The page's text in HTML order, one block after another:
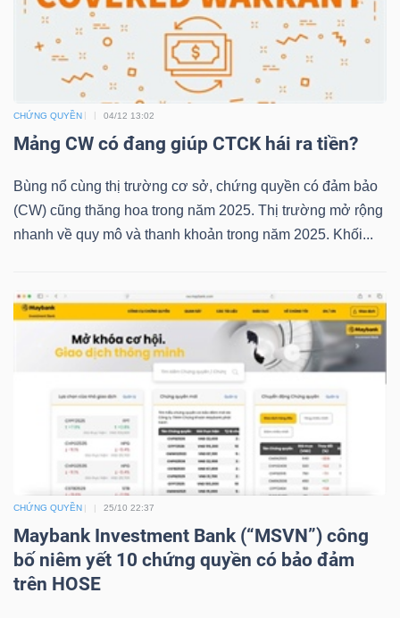
CHỨNG QUYỀN 04/12 13:02
Mảng CW có đang giúp CTCK hái ra tiền?
Bùng nổ cùng thị trường cơ sở, chứng quyền có đảm bảo
(CW) cũng thăng hoa trong năm 2025. Thị trường mở rộng
nhanh về quy mô và thanh khoản trong năm 2025. Khối...
CHỨNG QUYỀN 25/10 22:37
Maybank Investment Bank (“MSVN”) công
bố niêm yết 10 chứng quyền có bảo đảm
trên HOSE
CÔNG
CỤ
ĐẦU
XUẤT
LIỆU
Ngành
VS-
SECTOR